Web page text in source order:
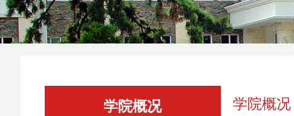
学院概况 学院概况